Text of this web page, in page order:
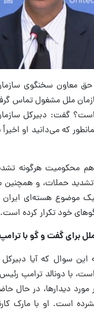
حق معاون سخنگوی
ملل مشغول تماس
است؟ گفت: دبیرکل
که می‌دانید او اخیراً
محکومیت هرگونه
حملات، و همچنین
موضوع هسته‌ای ایران
خود تکرار کرده است.
برای گفت و گو با
سوال که آیا
است، با دونالد ترامپ
دیدارها، در حال
است. او با مارک